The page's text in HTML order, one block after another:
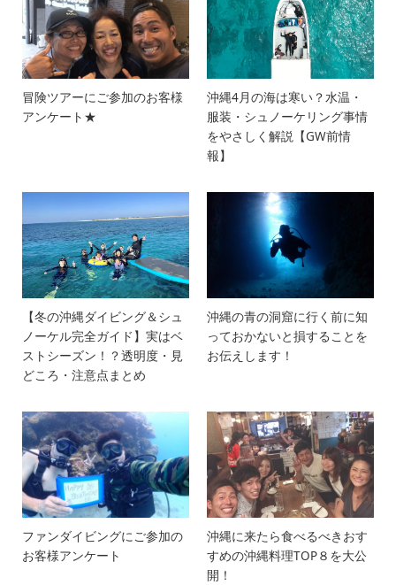
冒険ツアーにご参加のお客様
アンケート★
沖縄4月の海は寒い？水温・
服装・シュノーケリング事情
をやさしく解説【GW前情
報】
【冬の沖縄ダイビング＆シュ
ノーケル完全ガイド】実はベ
ストシーズン！？透明度・見
どころ・注意点まとめ
沖縄の青の洞窟に行く前に知
っておかないと損することを
お伝えします！
ファンダイビングにご参加の
お客様アンケート
沖縄に来たら食べるべきおす
すめの沖縄料理TOP８を大公
開！